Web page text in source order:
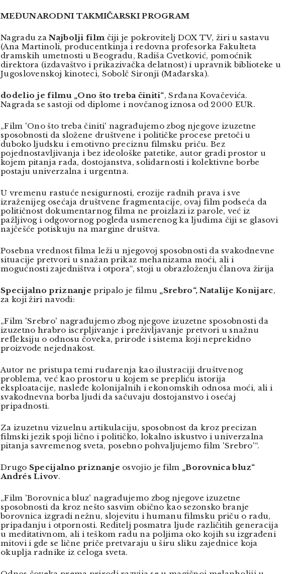
MEĐUNARODNI TAKMIČARSKI PROGRAM
Nagradu zaNajbolji film čiji je pokrovitelj DOX TV, žiri u sastavu
(Ana Martinoli, producentkinja i redovna profesorka Fakulteta
dramskih umetnosti u Beogradu, Radiša Cvetković, pomoćnik
direktora (izdavaštvo i prikazivačka delatnost) i upravnik biblioteke u
Jugoslovenskoj kinoteci, Sobolč Sironji (Mađarska).
dodelio je filmu „Ono što treba činiti“, Srđana Kovačevića.
Nagrada se sastoji od diplome i novčanog iznosa od 2000 EUR.
„Film 'Ono što treba činiti' nagrađujemo zbog njegove izuzetne
sposobnosti da složene društvene i političke procese pretoči u
duboko ljudsku i emotivno preciznu filmsku priču. Bez
pojednostavljivanja i bez ideološke patetike, autor gradi prostor u
kojem pitanja rada, dostojanstva, solidarnosti i kolektivne borbe
postaju univerzalna i urgentna.
U vremenu rastuće nesigurnosti, erozije radnih prava i sve
izraženijeg osećaja društvene fragmentacije, ovaj film podseća da
političnost dokumentarnog filma ne proizlazi iz parole, već iz
pažljivog i odgovornog pogleda usmerenog ka ljudima čiji se glasovi
najčešće potiskuju na margine društva.
Posebna vrednost filma leži u njegovoj sposobnosti da svakodnevne
situacije pretvori u snažan prikaz mehanizama moći, ali i
mogućnosti zajedništva i otpora“, stoji u obrazloženju članova žirija
Specijalno priznanje pripalo je filmu „Srebro“, Natalije Konijarc,
za koji žiri navodi:
„Film 'Srebro' nagrađujemo zbog njegove izuzetne sposobnosti da
izuzetno hrabro iscrpljivanje i preživljavanje pretvori u snažnu
refleksiju o odnosu čoveka, prirode i sistema koji neprekidno
proizvode nejednakost.
Autor ne pristupa temi rudarenja kao ilustraciji društvenog
problema, već kao prostoru u kojem se prepliću istorija
eksploatacije, nasleđe kolonijalnih i ekonomskih odnosa moći, ali i
svakodnevna borba ljudi da sačuvaju dostojanstvo i osećaj
pripadnosti.
Za izuzetnu vizuelnu artikulaciju, sposobnost da kroz precizan
filmski jezik spoji lično i političko, lokalno iskustvo i univerzalna
pitanja savremenog sveta, posebno pohvaljujemo film 'Srebro'“.
Drugo Specijalno priznanje osvojio je film „Borovnica bluz“
Andrés Livov.
„Film 'Borovnica bluz' nagrađujemo zbog njegove izuzetne
sposobnosti da kroz nešto sasvim obično kao sezonsko branje
borovnica izgradi nežnu, slojevitu i humanu filmsku priču o radu,
pripadanju i otpornosti. Reditelj posmatra ljude različitih generacija
u meditativnom, ali i teškom radu na poljima oko kojih su izgrađeni
mitovi i gde se lične priče pretvaraju u širu sliku zajednice koja
okuplja radnike iz celoga sveta.